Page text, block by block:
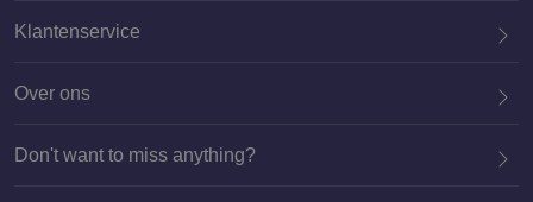
020 659 3444
Klantenservice
Over ons
Don't want to miss anything?